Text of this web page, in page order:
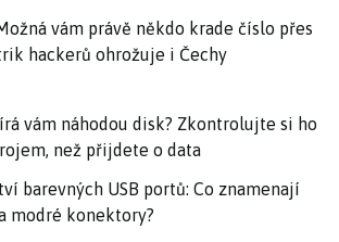
vám právě někdo krade číslo přes
hackerů ohrožuje i Čechy
vám náhodou disk? Zkontrolujte si ho
než přijdete o data
barevných USB portů: Co znamenají
modré konektory?